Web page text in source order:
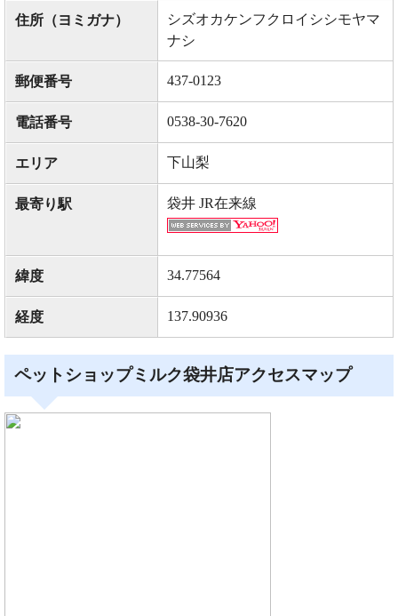
住所（ヨミガナ）
シズオカケンフクロイシシモヤマ
ナシ
郵便番号 437-0123
電話番号 0538-30-7620
エリア 下山梨
最寄り駅 袋井 JR在来線
緯度 34.77564
経度 137.90936
ペットショップミルク袋井店アクセスマップ